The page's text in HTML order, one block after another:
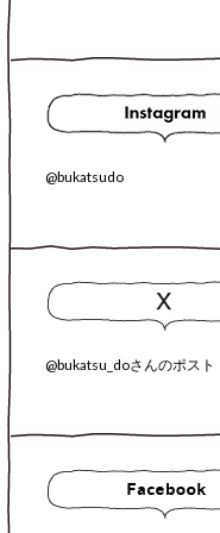
@bukatsudo
@bukatsu_doさんのポスト